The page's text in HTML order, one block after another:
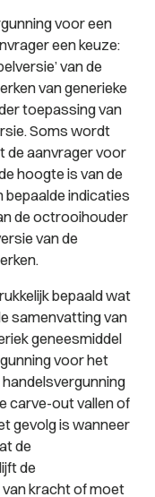
voor een
een keuze:
van de
van generieke
toepassing van
Soms wordt
de aanvrager voor
hoogte is van de
indicaties
de octrooihouder
van de
bepaald wat
samenvatting van
geneesmiddel
voor het
carve-out vallen of
gevolg is wanneer
de
de
van kracht of moet